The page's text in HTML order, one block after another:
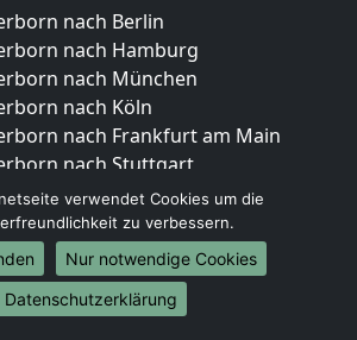
nach Berlin
nach Hamburg
nach München
nach Köln
nach Frankfurt am Main
nach Stuttgart
nach Düsseldorf
nach Leipzig
nach Dortmund
nach Essen
nach Bremen
verwendet Cookies um die
zu verbessern.
Nur notwendige Cookies
Datenschutzerklärung